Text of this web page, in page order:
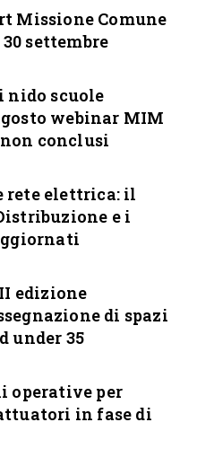
Missione Comune
settembre
nido scuole
webinar MIM
conclusi
rete elettrica: il
e i
edizione
di spazi
under 35
operative per
in fase di